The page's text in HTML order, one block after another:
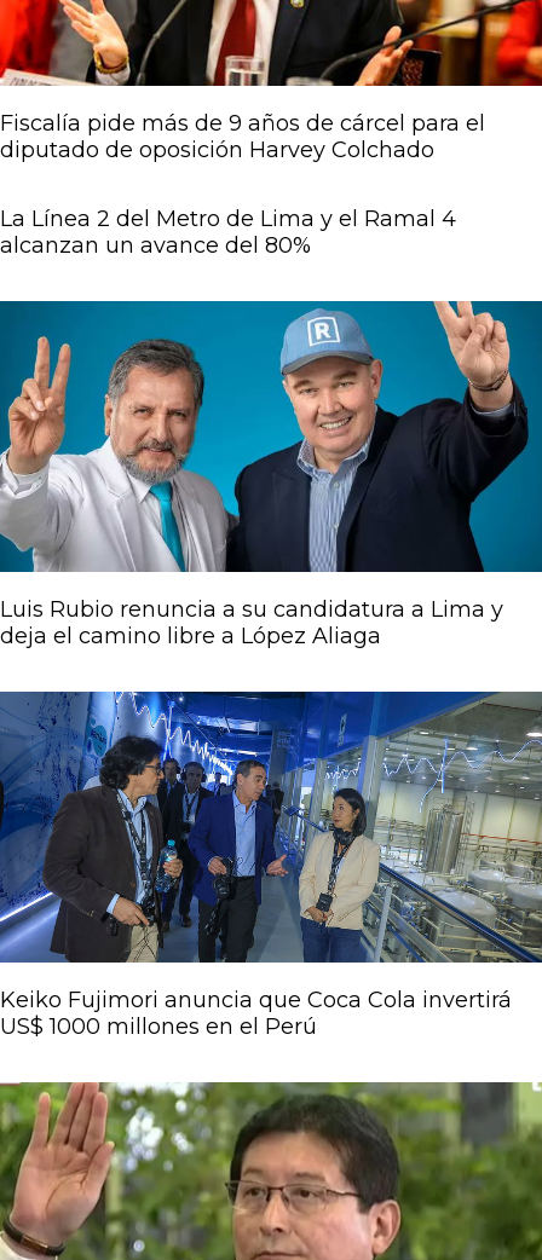
Fiscalía pide más de 9 años de cárcel para el
diputado de oposición Harvey Colchado
La Línea 2 del Metro de Lima y el Ramal 4
alcanzan un avance del 80%
Luis Rubio renuncia a su candidatura a Lima y
deja el camino libre a López Aliaga
Keiko Fujimori anuncia que Coca Cola invertirá
US$ 1000 millones en el Perú